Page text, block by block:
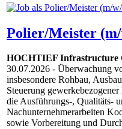
Polier/Meister
HOCHTIEF Infrastructure
30.07.2026 - Überwachung
insbesondere Rohbau,
Steuerung
die Ausführungs-, Qualitäts-
Nachunternehmerarbeiten
sowie Vorbereitung und